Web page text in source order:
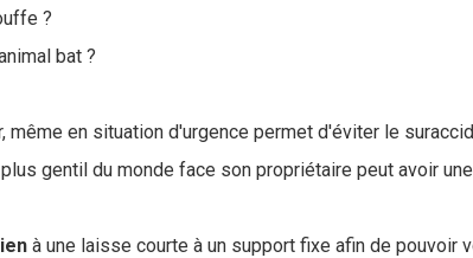
?
bat ?
même en situation d'urgence permet d'éviter le
gentil du monde face son propriétaire peut avoir
à une laisse courte à un support fixe afin de pouvoir